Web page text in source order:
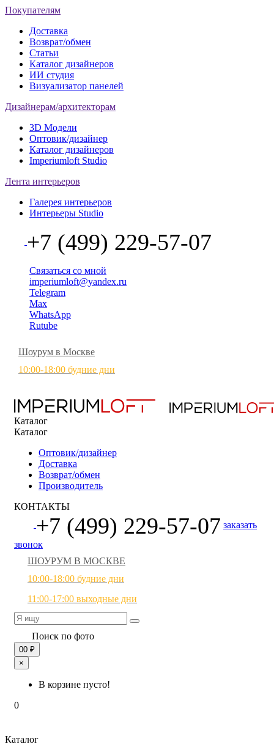
Покупателям
Доставка
Возврат/обмен
Статьи
Каталог дизайнеров
ИИ студия
Визуализатор панелей
Дизайнерам/архитекторам
3D Модели
Оптовик/дизайнер
Каталог дизайнеров
Imperiumloft Studio
Лента интерьеров
Галерея интерьеров
Интерьеры Studio
+7 (499) 229-57-07
Связаться со мной
imperiumloft@yandex.ru
Telegram
Max
WhatsApp
Rutube
Шоурум в Москве
10:00-18:00 будние дни
Каталог
Каталог
Оптовик/дизайнер
Доставка
Возврат/обмен
Производитель
КОНТАКТЫ
+7 (499) 229-57-07 заказать
звонок
ШОУРУМ В МОСКВЕ
10:00-18:00 будние дни
11:00-17:00 выходные дни
Поиск по фото
00 ₽
×
В корзине пусто!
0
Каталог